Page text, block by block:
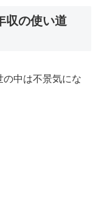
収の使い道
中は不景気にな